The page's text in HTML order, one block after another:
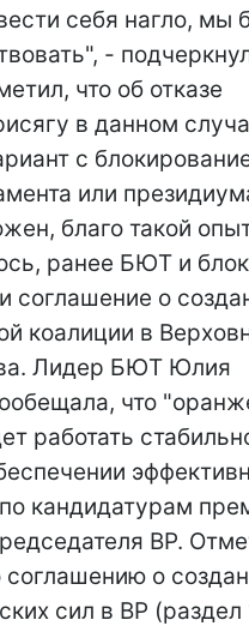
себя нагло, мы
-
что об отказе
в данном
с
или
благо такой
ранее БЮТ и
соглашение о
коалиции в
Лидер БЮТ Юлия
что
работать
кандидатурам
ВР.
соглашению о
сил в ВР (раздел